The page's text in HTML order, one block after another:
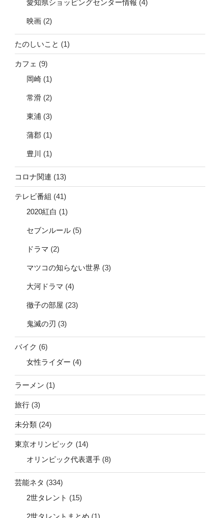
愛知県ショッピングセンター情報 (4)
映画 (2)
たのしいこと (1)
カフェ (9)
岡崎 (1)
常滑 (2)
東浦 (3)
蒲郡 (1)
豊川 (1)
コロナ関連 (13)
テレビ番組 (41)
2020紅白 (1)
セブンルール (5)
ドラマ (2)
マツコの知らない世界 (3)
大河ドラマ (4)
徹子の部屋 (23)
鬼滅の刃 (3)
バイク (6)
女性ライダー (4)
ラーメン (1)
旅行 (3)
未分類 (24)
東京オリンピック (14)
オリンピック代表選手 (8)
芸能ネタ (334)
2世タレント (15)